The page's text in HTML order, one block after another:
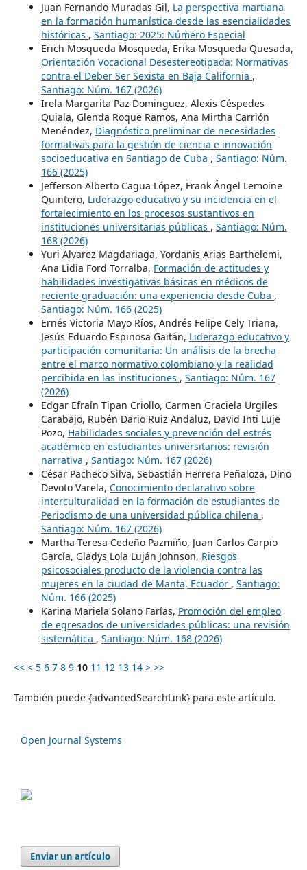
Juan Fernando Muradas Gil, La perspectiva martiana
en la formación humanística desde las esencialidades
históricas , Santiago: 2025: Número Especial
Erich Mosqueda Mosqueda, Erika Mosqueda Quesada,
Orientación Vocacional Desestereotipada: Normativas
contra el Deber Ser Sexista en Baja California ,
Santiago: Núm. 167 (2026)
Irela Margarita Paz Dominguez, Alexis Céspedes
Quiala, Glenda Roque Ramos, Ana Mirtha Carrión
Menéndez, Diagnóstico preliminar de necesidades
formativas para la gestión de ciencia e innovación
socioeducativa en Santiago de Cuba , Santiago: Núm.
166 (2025)
Jefferson Alberto Cagua López, Frank Ángel Lemoine
Quintero, Liderazgo educativo y su incidencia en el
fortalecimiento en los procesos sustantivos en
instituciones universitarias públicas , Santiago: Núm.
168 (2026)
Yuri Alvarez Magdariaga, Yordanis Arias Barthelemi,
Ana Lidia Ford Torralba, Formación de actitudes y
habilidades investigativas básicas en médicos de
reciente graduación: una experiencia desde Cuba ,
Santiago: Núm. 166 (2025)
Ernés Victoria Mayo Ríos, Andrés Felipe Cely Triana,
Jesús Eduardo Espinosa Gaitán, Liderazgo educativo y
participación comunitaria: Un análisis de la brecha
entre el marco normativo colombiano y la realidad
percibida en las instituciones , Santiago: Núm. 167
(2026)
Edgar Efraín Tipan Criollo, Carmen Graciela Urgiles
Carabajo, Rubén Dario Ruiz Andaluz, David Inti Luje
Pozo, Habilidades sociales y prevención del estrés
académico en estudiantes universitarios: revisión
narrativa , Santiago: Núm. 167 (2026)
César Pacheco Silva, Sebastián Herrera Peñaloza, Dino
Devoto Varela, Conocimiento declarativo sobre
interculturalidad en la formación de estudiantes de
Periodismo de una universidad pública chilena ,
Santiago: Núm. 167 (2026)
Martha Teresa Cedeño Pazmiño, Juan Carlos Carpio
García, Gladys Lola Luján Johnson, Riesgos
psicosociales producto de la violencia contra las
mujeres en la ciudad de Manta, Ecuador , Santiago:
Núm. 166 (2025)
Karina Mariela Solano Farías, Promoción del empleo
de egresados de universidades públicas: una revisión
sistemática , Santiago: Núm. 168 (2026)
<< < 5 6 7 8 9 10 11 12 13 14 > >>
También puede {advancedSearchLink} para este artículo.
Open Journal Systems
Enviar un artículo